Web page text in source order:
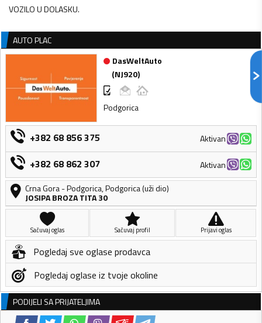
VOZILO U DOLASKU.
AUTO PLAC
DasWeltAuto
(NJ920)
Podgorica
+382 68 856 375 Aktivan
+382 68 862 307
Aktivan
Crna Gora-Podgorica,Podgorica (uži dio)
JOSIPA BROZA TITA 30
Sačuvaj oglas Sačuvaj profil Prijavi oglas
Pogledaj sve oglase prodavca
Pogledaj oglase iz tvoje okoline
PODIJELI SA PRIJATELJIMA